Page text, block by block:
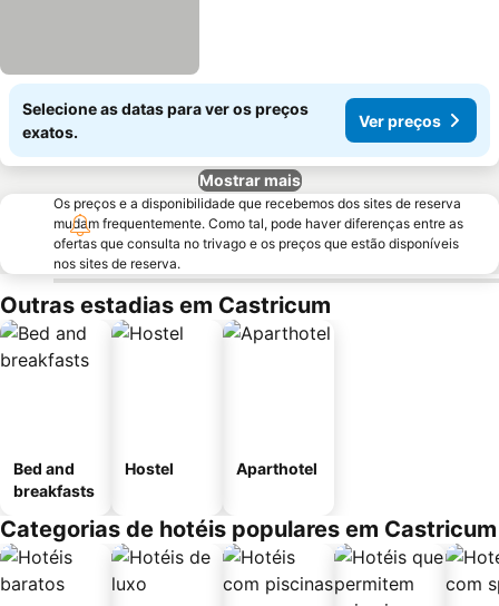
Selecione as datas para ver os preços
exatos.
Ver preços
Mostrar mais
Os preços e a disponibilidade que recebemos dos sites de reserva
mudam frequentemente. Como tal, pode haver diferenças entre as
ofertas que consulta no trivago e os preços que estão disponíveis
nos sites de reserva.
Outras estadias em Castricum
Bed and
breakfasts
Hostel Aparthotel
Categorias de hotéis populares em Castricum